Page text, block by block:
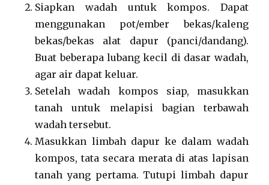
Siapkan wadah untuk kompos. Dapat
menggunakan pot/ember bekas/kaleng
bekas/bekas alat dapur (panci/dandang).
Buat beberapa lubang kecil di dasar wadah,
agar air dapat keluar.
Setelah wadah kompos siap, masukkan
tanah untuk melapisi bagian terbawah
wadah tersebut.
Masukkan limbah dapur ke dalam wadah
kompos, tata secara merata di atas lapisan
tanah yang pertama. Tutupi limbah dapur